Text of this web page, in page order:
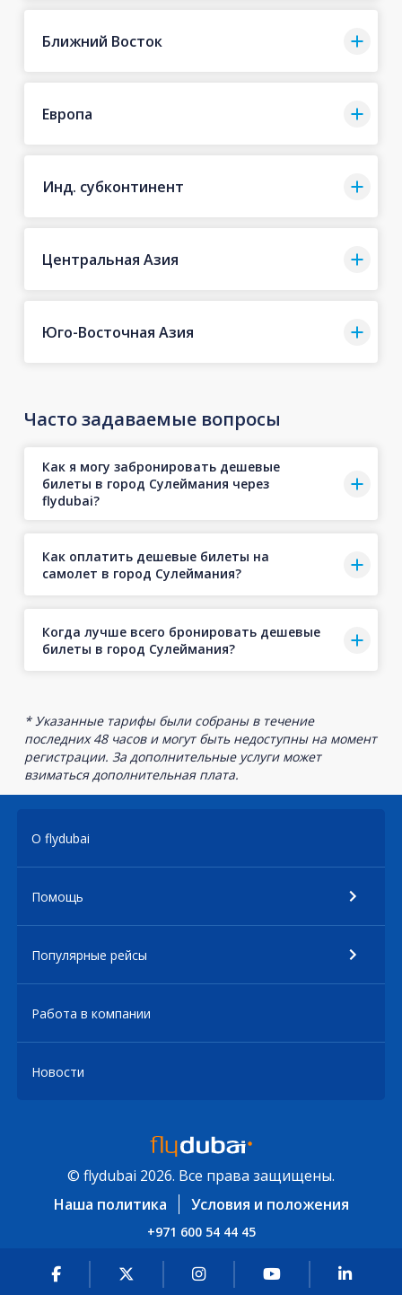
Ближний Восток
Европа
Инд. субконтинент
Центральная Азия
Юго-Восточная Азия
Часто задаваемые вопросы
Как я могу забронировать дешевые
билеты в город Сулеймания через
flydubai?
Как оплатить дешевые билеты на
самолет в город Сулеймания?
Когда лучше всего бронировать дешевые
билеты в город Сулеймания?
* Указанные тарифы были собраны в течение
последних 48 часов и могут быть недоступны на момент
регистрации. За дополнительные услуги может
взиматься дополнительная плата.
О flydubai
Помощь
Популярные рейсы
Работа в компании
Новости
© flydubai 2026. Все права защищены.
Наша политика
Условия и положения
+971 600 54 44 45